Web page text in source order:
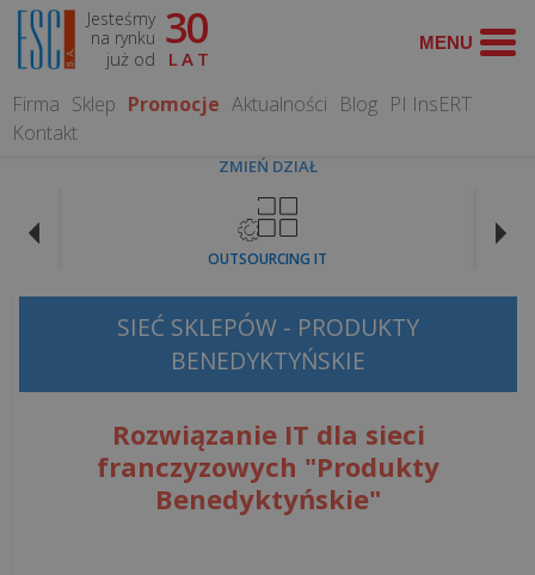
Jesteśmy
na rynku
już od
30
LAT
Firma Sklep Promocje Aktualności Blog PI InsERT
Kontakt
ZMIEŃ DZIAŁ
OUTSOURCING IT
WYSZUKAJ
dla
gastronomiiSIEĆ SKLEPÓW - PRODUKTY
BENEDYKTYŃSKIE
Rozwiązanie IT dla sieci
franczyzowych "Produkty
Benedyktyńskie"